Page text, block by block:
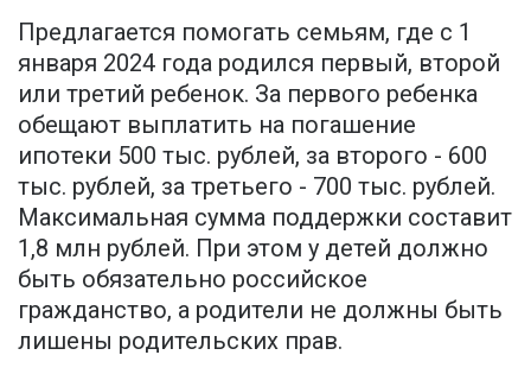
Предлагается помогать семьям, где с 1
января 2024 года родился первый, второй
или третий ребенок. За первого ребенка
обещают выплатить на погашение
ипотеки 500 тыс. рублей, за второго - 600
тыс. рублей, за третьего - 700 тыс. рублей.
Максимальная сумма поддержки составит
1,8 млн рублей. При этом у детей должно
быть обязательно российское
гражданство, а родители не должны быть
лишены родительских прав.